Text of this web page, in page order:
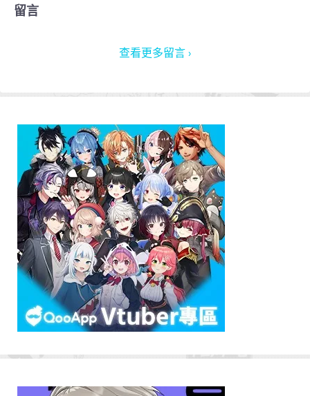
留言
查看更多留言 ›